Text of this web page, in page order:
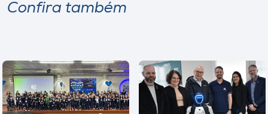
Confira também